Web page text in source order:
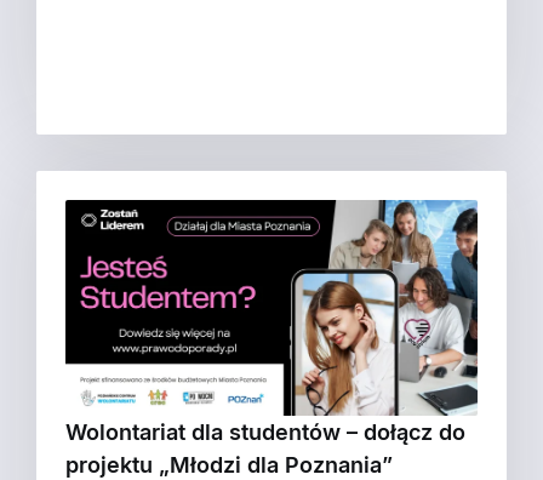
Wolontariat dla studentów – dołącz do
projektu „Młodzi dla Poznania”